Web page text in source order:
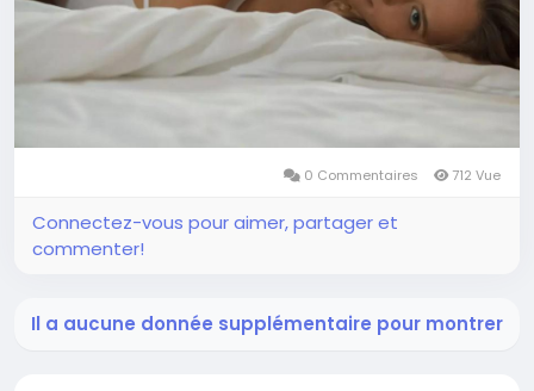
0 Commentaires 712 Vue
Connectez-vous pour aimer, partager et
commenter!
Il a aucune donnée supplémentaire pour montrer